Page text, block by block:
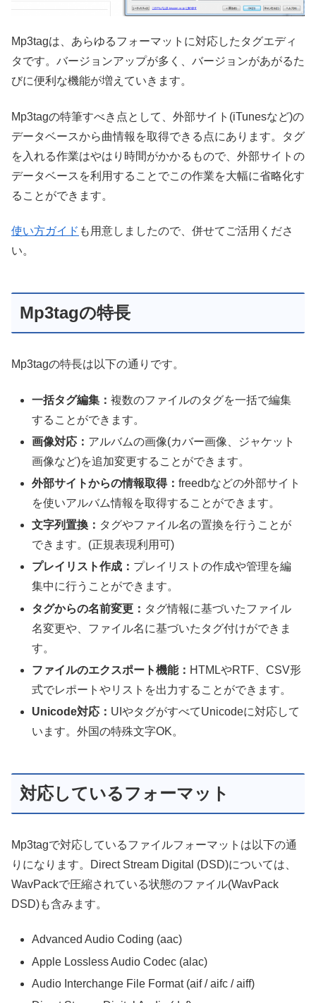
Mp3tagは、あらゆるフォーマットに対応したタグエディ
タです。バージョンアップが多く、バージョンがあがるた
びに便利な機能が増えていきます。
Mp3tagの特筆すべき点として、外部サイト(iTunesなど)の
データベースから曲情報を取得できる点にあります。タグ
を入れる作業はやはり時間がかかるもので、外部サイトの
データベースを利用することでこの作業を大幅に省略化す
ることができます。
使い方ガイド も用意しましたので、併せてご活用くださ
い。
Mp3tagの特長
Mp3tagの特長は以下の通りです。
一括タグ編集：複数のファイルのタグを一括で編集
することができます。
画像対応： アルバムの画像(カバー画像、ジャケット
画像など)を追加変更することができます。
外部サイトからの情報取得：freedbなどの外部サイト
を使いアルバム情報を取得することができます。
文字列置換： タグやファイル名の置換を行うことが
できます。(正規表現利用可)
プレイリスト作成： プレイリストの作成や管理を編
集中に行うことができます。
タグからの名前変更： タグ情報に基づいたファイル
名変更や、ファイル名に基づいたタグ付けができま
す。
ファイルのエクスポート機能： HTMLやRTF、CSV形
式でレポートやリストを出力することができます。
Unicode対応： UIやタグがすべてUnicodeに対応して
います。外国の特殊文字OK。
対応しているフォーマット
Mp3tagで対応しているファイルフォーマットは以下の通
りになります。Direct Stream Digital (DSD)については、
WavPackで圧縮されている状態のファイル(WavPack
DSD)も含みます。
Advanced Audio Coding (aac)
Apple Lossless Audio Codec (alac)
Audio Interchange File Format (aif / aifc / aiff)